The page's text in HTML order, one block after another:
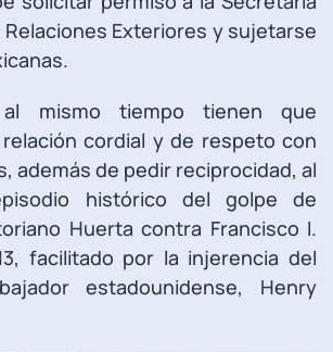
Exteriores y sujetarse
mismo tiempo tienen que
cordial y de respeto con
además de pedir reciprocidad, al
histórico del golpe de
Huerta contra Francisco I.
facilitado por la injerencia del
estadounidense, Henry